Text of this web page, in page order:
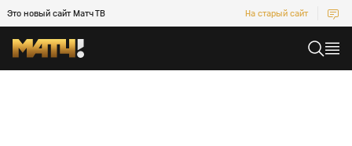
Это новый сайт Матч ТВ На старый сайт